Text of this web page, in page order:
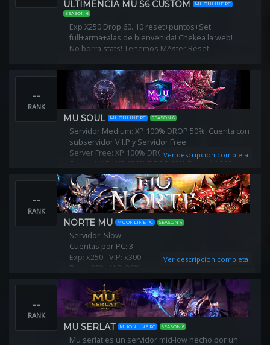
ULTIMENCIA MU S6 CUSTOM
MUONLINE PC
SEASON 6
Exp X250 Drop 60. 10 reset+puntos+Set
full+arma+alas de bienvenida! Chekea la web!
No borra stats! Tenemos MAster Reset!
--
RANK
MU SOUL MUONLINE PC SEASON 6
Servidor Medium: XP 100% DROP 50%. Cuenta con
subservidor V.I.P y Servidor Free
Server Free: XP 100% DROP 50% Reset lvl 400.
Server V.I.P : XP 120% DROP 60% Reset lvl 390.
Ver descripcion completa
--
RANK
NORTE MU MUONLINE PC SEASON 4
Servidor: Slow
Cuentas por PC: 3
Exp: x250 - VIP: x300
Drop: 20% -VIP: 30%
MExp:x10
Max Stats:32.767
Spots: 6/7 mobs
Elf Buffer: 300 Free-VIP:400
Minimizer:Si
MU Helper
Ver descripcion completa
--
RANK
MU SERLAT MUONLINE PC SEASON 6
Mu serlat es un servidor mid-low hecho por un